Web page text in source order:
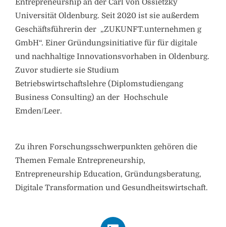
Entrepreneurship an der Carl von Ossietzky
Universität Oldenburg. Seit 2020 ist sie außerdem
Geschäftsführerin der „ZUKUNFT.unternehmen g
GmbH“. Einer Gründungsinitiative für für digitale
und nachhaltige Innovationsvorhaben in Oldenburg.
Zuvor studierte sie Studium
Betriebswirtschaftslehre (Diplomstudiengang
Business Consulting) an der Hochschule
Emden/Leer.
Zu ihren Forschungsschwerpunkten gehören die
Themen Female Entrepreneurship,
Entrepreneurship Education, Gründungsberatung,
Digitale Transformation und Gesundheitswirtschaft.